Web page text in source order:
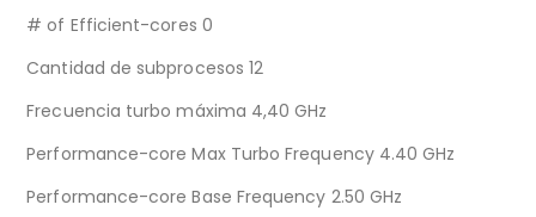
# of Efficient-cores 0
Cantidad de subprocesos 12
Frecuencia turbo máxima 4,40 GHz
Performance-core Max Turbo Frequency 4.40 GHz
Performance-core Base Frequency 2.50 GHz